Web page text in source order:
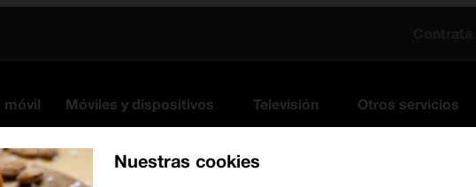
móvil Móviles y dispositivos Televisión Otros servicios
Nuestras cookies